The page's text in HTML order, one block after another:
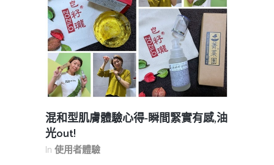
混和型肌膚體驗心得-瞬間緊實有感,油
光out!
In 使用者體驗